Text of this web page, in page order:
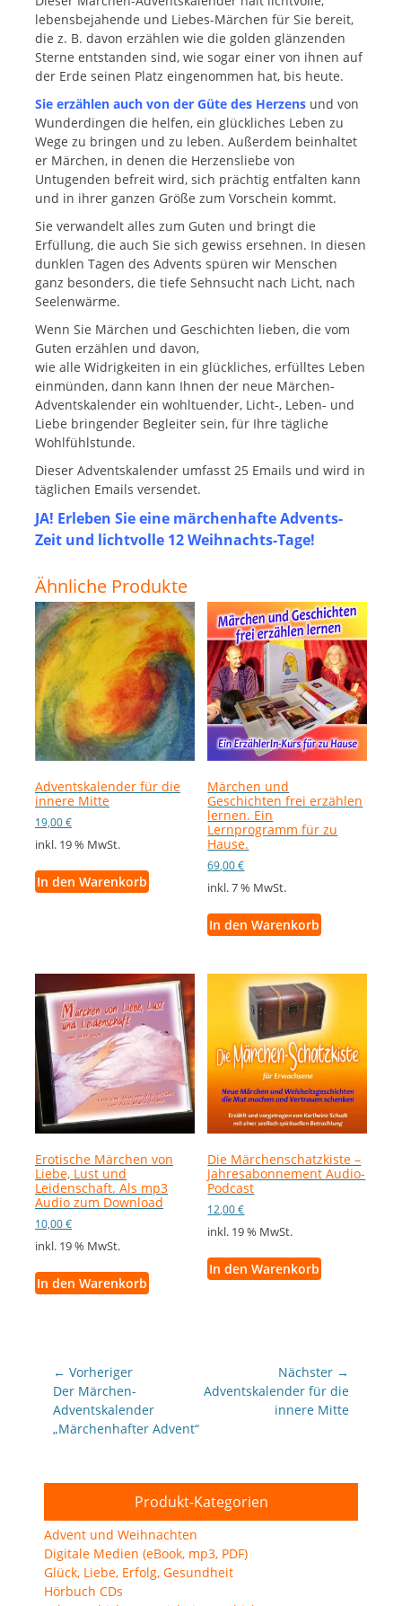
lebensbejahende und Liebes-Märchen für Sie bereit,
die z. B. davon erzählen wie die golden glänzenden
Sterne entstanden sind, wie sogar einer von ihnen auf
der Erde seinen Platz eingenommen hat, bis heute.
Sie erzählen auch von der Güte des Herzens und von
Wunderdingen die helfen, ein glückliches Leben zu
Wege zu bringen und zu leben. Außerdem beinhaltet
er Märchen, in denen die Herzensliebe von
Untugenden befreit wird, sich prächtig entfalten kann
und in ihrer ganzen Größe zum Vorschein kommt.
Sie verwandelt alles zum Guten und bringt die
Erfüllung, die auch Sie sich gewiss ersehnen. In diesen
dunklen Tagen des Advents spüren wir Menschen
ganz besonders, die tiefe Sehnsucht nach Licht, nach
Seelenwärme.
Wenn Sie Märchen und Geschichten lieben, die vom
Guten erzählen und davon,
wie alle Widrigkeiten in ein glückliches, erfülltes Leben
einmünden, dann kann Ihnen der neue Märchen-
Adventskalender ein wohltuender, Licht-, Leben- und
Liebe bringender Begleiter sein, für Ihre tägliche
Wohlfühlstunde.
Dieser Adventskalender umfasst 25 Emails und wird in
täglichen Emails versendet.
JA! Erleben Sie eine märchenhafte Advents-
Zeit und lichtvolle 12 Weihnachts-Tage!
Ähnliche Produkte
Adventskalender für die
innere Mitte
19,00€
inkl. 19 % MwSt.
In den Warenkorb
Märchen und
Geschichten frei erzählen
lernen. Ein
Lernprogramm für zu
Hause.
69,00€
inkl. 7 % MwSt.
In den Warenkorb
Erotische Märchen von
Liebe, Lust und
Leidenschaft. Als mp3
Audio zum Download
10,00€
inkl. 19 % MwSt.
In den Warenkorb
Die Märchenschatzkiste –
Jahresabonnement Audio-
Podcast
12,00€
inkl. 19 % MwSt.
In den Warenkorb
Beitragsnavigation
← Vorheriger
Vorheriger
Beitrag:
Der Märchen-
Adventskalender
„Märchenhafter Advent“
Nächster →
Nächster
Adventskalender für die
innere Mitte
Produkt-Kategorien
Advent und Weihnachten
Digitale Medien (eBook, mp3, PDF)
Glück, Liebe, Erfolg, Gesundheit
Hörbuch CDs